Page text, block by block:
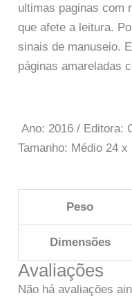
ultimas paginas com
que afete a leitura.
sinais de manuseio.
páginas amareladas
Ano: 2016 / Editora:
Tamanho: Médio 24 x
Peso
Dimensões
Avaliações
Não há avaliações